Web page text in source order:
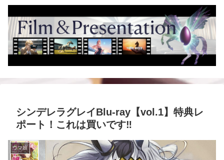
シンデレラグレイBlu-ray【vol.1】特典レ
ポート！これは買いです‼️
ウマ娘